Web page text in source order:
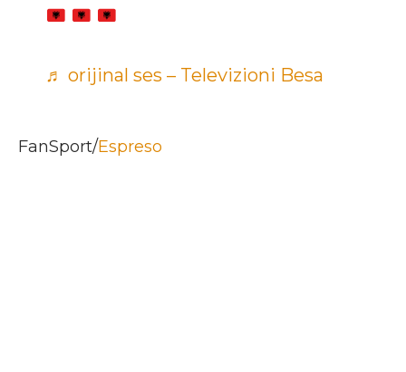
♬ orijinal ses – Televizioni Besa
FanSport/Espreso